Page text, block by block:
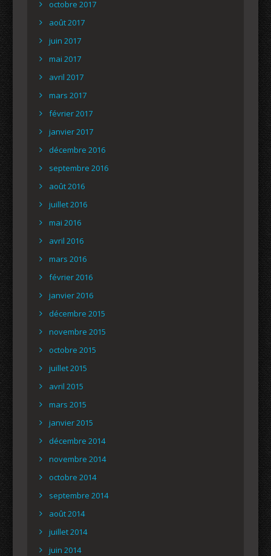
octobre 2017
août 2017
juin 2017
mai 2017
avril 2017
mars 2017
février 2017
janvier 2017
décembre 2016
septembre 2016
août 2016
juillet 2016
mai 2016
avril 2016
mars 2016
février 2016
janvier 2016
décembre 2015
novembre 2015
octobre 2015
juillet 2015
avril 2015
mars 2015
janvier 2015
décembre 2014
novembre 2014
octobre 2014
septembre 2014
août 2014
juillet 2014
juin 2014